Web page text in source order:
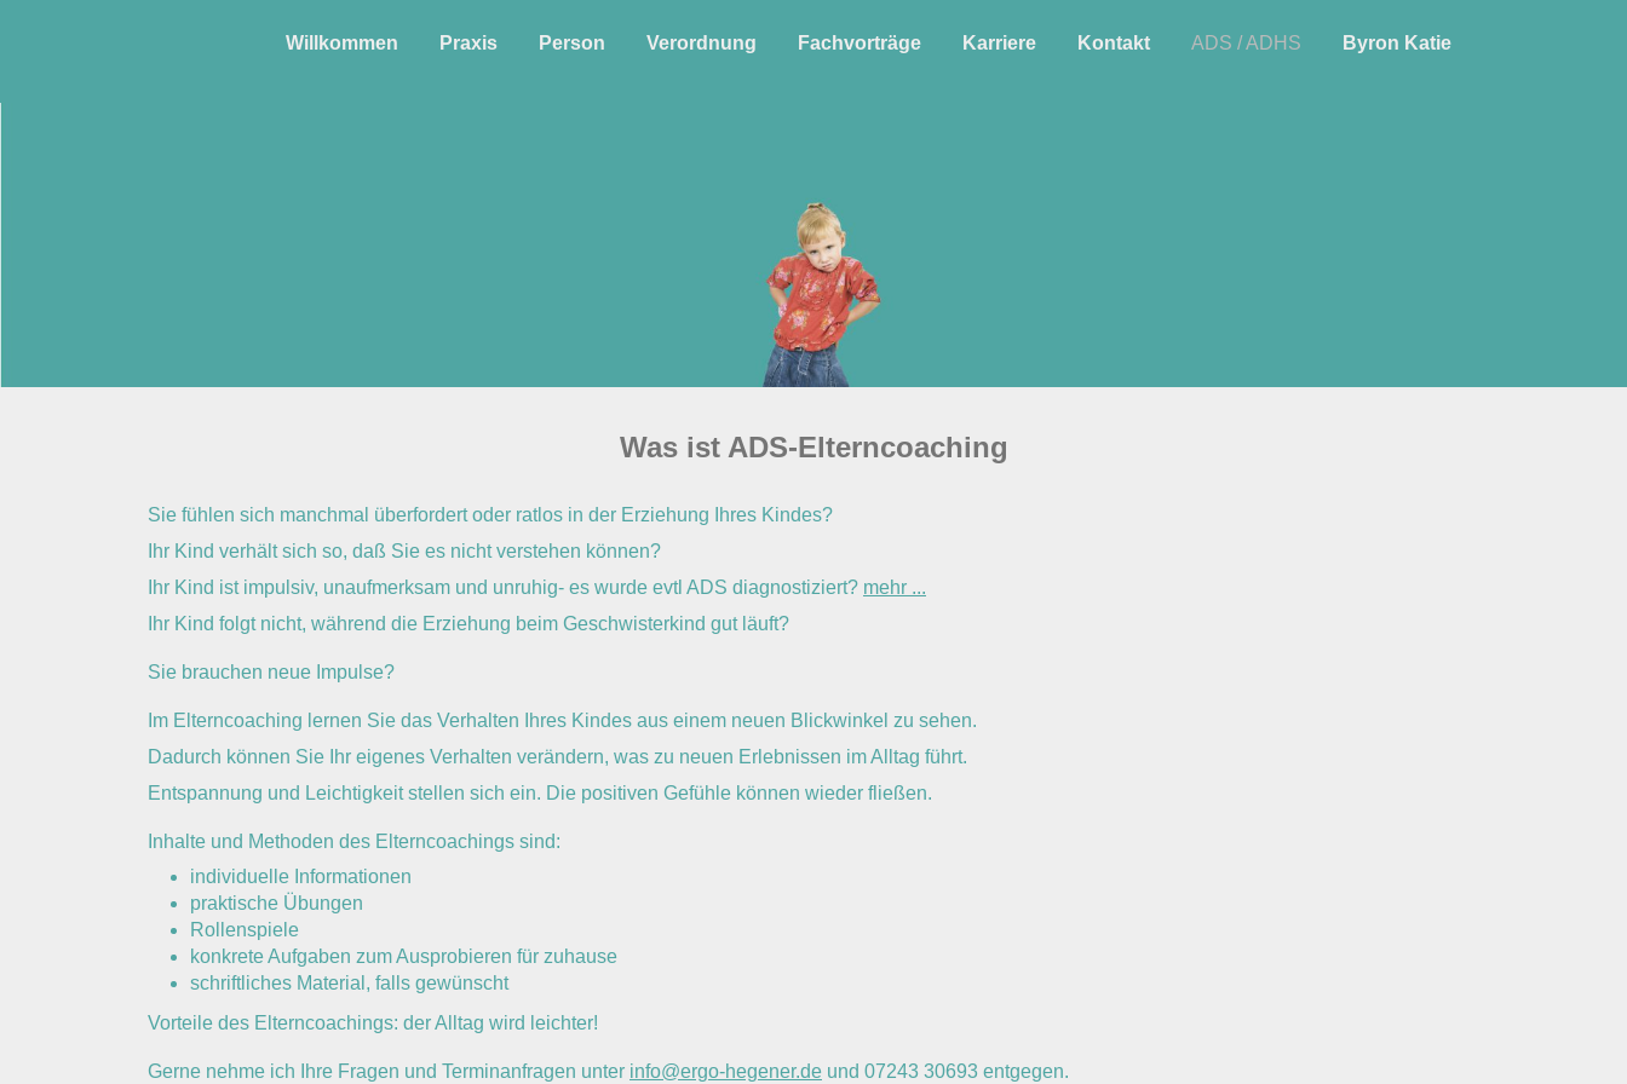
Willkommen Praxis Person Verordnung Fachvorträge Karriere Kontakt ADS / ADHS Byron Katie
Was ist ADS-Elterncoaching
Sie fühlen sich manchmal überfordert oder ratlos in der Erziehung Ihres Kindes?
Ihr Kind verhält sich so, daß Sie es nicht verstehen können?
Ihr Kind ist impulsiv, unaufmerksam und unruhig- es wurde evtl ADS diagnostiziert? mehr ...
Ihr Kind folgt nicht, während die Erziehung beim Geschwisterkind gut läuft?
Sie brauchen neue Impulse?
Im Elterncoaching lernen Sie das Verhalten Ihres Kindes aus einem neuen Blickwinkel zu sehen.
Dadurch können Sie Ihr eigenes Verhalten verändern, was zu neuen Erlebnissen im Alltag führt.
Entspannung und Leichtigkeit stellen sich ein. Die positiven Gefühle können wieder fließen.
Inhalte und Methoden des Elterncoachings sind:
individuelle Informationen
praktische Übungen
Rollenspiele
konkrete Aufgaben zum Ausprobieren für zuhause
schriftliches Material, falls gewünscht
Vorteile des Elterncoachings: der Alltag wird leichter!
Gerne nehme ich Ihre Fragen und Terminanfragen unter info@ergo-hegener.de und 07243 30693 entgegen.